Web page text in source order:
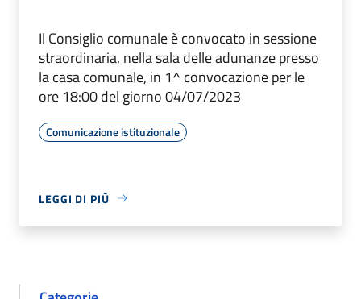
Il Consiglio comunale è convocato in sessione
straordinaria, nella sala delle adunanze presso
la casa comunale, in 1^ convocazione per le
ore 18:00 del giorno 04/07/2023
Comunicazione istituzionale
LEGGI DI PIÙ